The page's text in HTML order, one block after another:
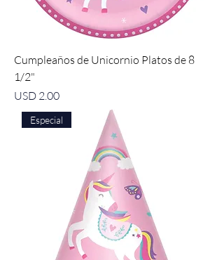
Cumpleaños de Unicornio Platos de 8
1/2"
Precio
USD 2.00
Especial